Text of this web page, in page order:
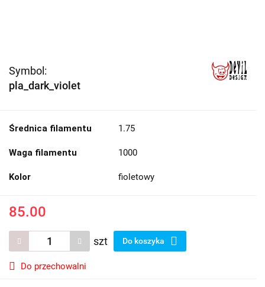
Symbol:
pla_dark_violet
Średnica filamentu 1.75
Waga filamentu 1000
Kolor fioletowy
85.00
szt Do koszyka
Do przechowalni